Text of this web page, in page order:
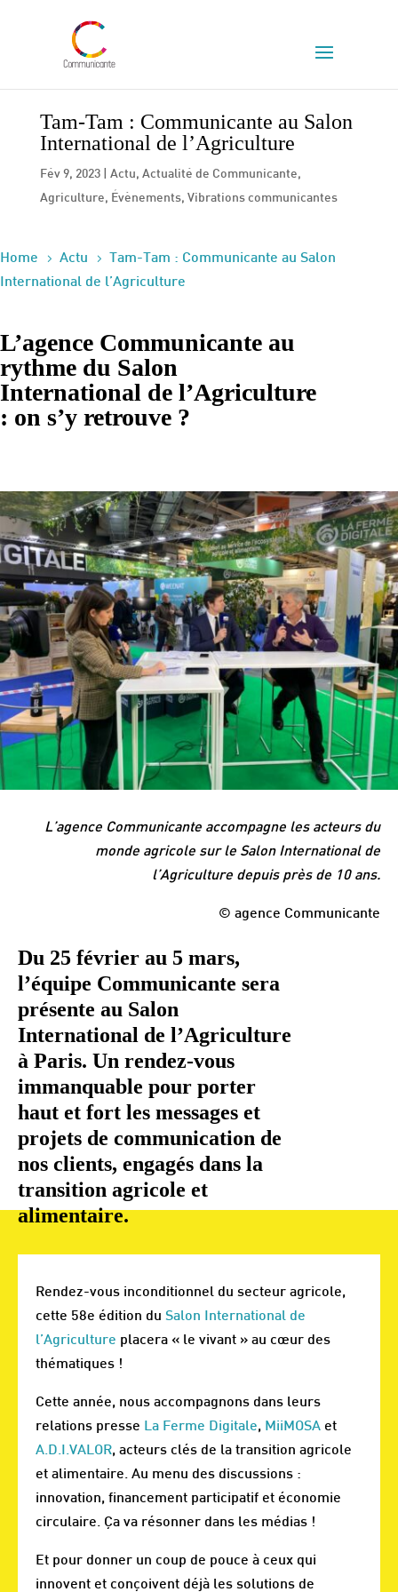
Tam-Tam : Communicante au Salon
International de l’Agriculture
Fév 9, 2023| Actu, Actualité de Communicante,
Agriculture, Évènements, Vibrations communicantes
Home 5 Actu 5
Tam-Tam : Communicante au Salon
International de l’Agriculture
L’agence Communicante au
rythme du Salon
International de l’Agriculture
: on s’y retrouve ?
L’agence Communicante accompagne les acteurs du
monde agricole sur le Salon International de
l’Agriculture depuis près de 10 ans.
© agence Communicante
Du 25 février au 5 mars,
l’équipe Communicante sera
présente au Salon
International de l’Agriculture
à Paris. Un rendez-vous
immanquable pour porter
haut et fort les messages et
projets de communication de
nos clients, engagés dans la
transition agricole et
alimentaire.
Rendez-vous inconditionnel du secteur agricole,
cette 58e édition du Salon International de
l’Agriculture placera « le vivant » au cœur des
thématiques !
Cette année, nous accompagnons dans leurs
relations presse La Ferme Digitale, MiiMOSA et
A.D.I.VALOR, acteurs clés de la transition agricole
et alimentaire. Au menu des discussions :
innovation, financement participatif et économie
circulaire. Ça va résonner dans les médias !
Et pour donner un coup de pouce à ceux qui
innovent et conçoivent déjà les solutions de